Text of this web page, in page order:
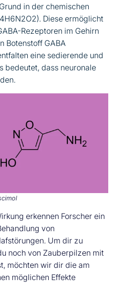
in der chemischen
Diese ermöglicht
Rezeptoren im Gehirn
Botenstoff GABA
eine sedierende und
bedeutet, dass neuronale
erkennen Forscher ein
von
Um dir zu
noch von Zauberpilzen mit
möchten wir dir die am
möglichen Effekte